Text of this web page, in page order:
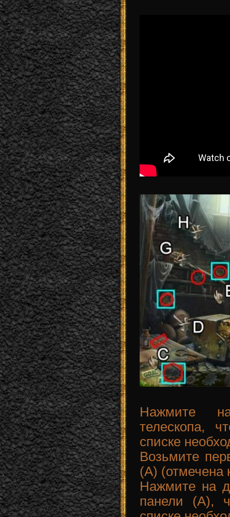
Нажмите
телескопа,
списке
Возьмите
(A) (отмечена
Нажмите на
панели (A),